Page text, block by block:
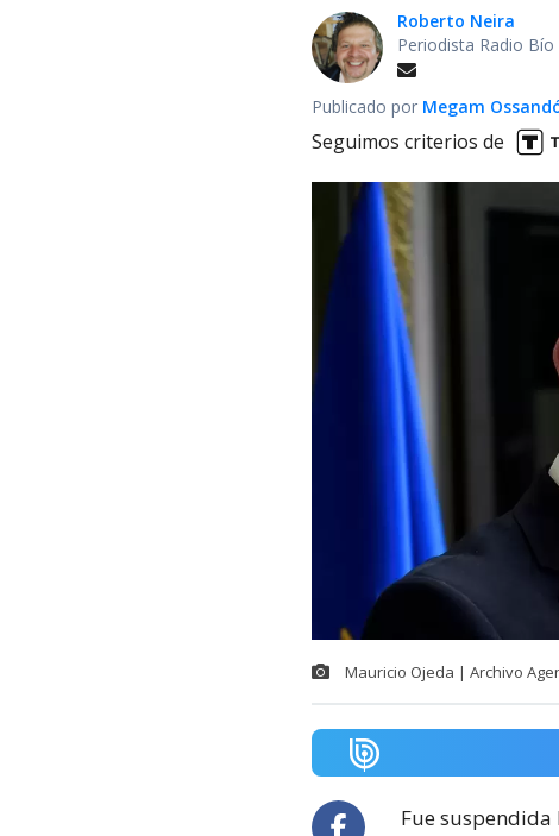
Roberto Neira
Periodista Radio
Publicado por Megam
Seguimos criterios de
Mauricio Ojeda | Archivo
Fue